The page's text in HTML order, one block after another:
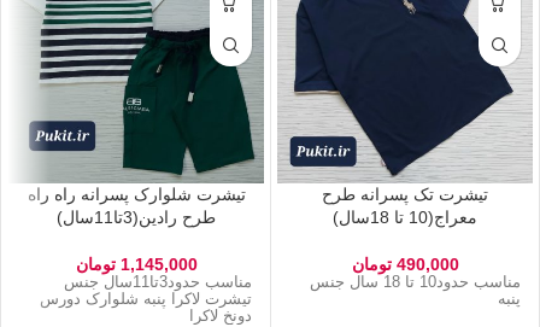
تیشرت تک پسرانه طرح
معراج(10 تا 18سال)
490,000 تومان
مناسب حدود10 تا 18 سال جنس
پنبه
تیشرت شلوارک پسرانه راه راه
طرح رادین(3تا11سال)
1,145,000 تومان
مناسب حدود3تا11سال جنس
تیشرت لاکرا پنبه شلوارک دورس
دونخ لاکرا